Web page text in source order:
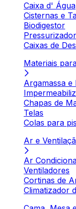
Caixa d' Água
Cisternas e
Biodigestor
Caixas de
Materiais
Argamassa e
Chapas de
Telas
Colas para
Ar e
Ar
Ventiladores
Cortinas de
Climatizador